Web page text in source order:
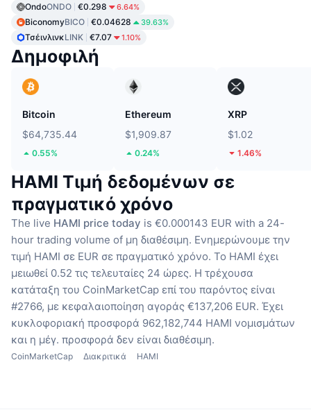
OndoONDO €0.298 6.64%
BiconomyBICO €0.04628 39.63%
ΤσέινλινκLINK €7.07 1.10%
Δημοφιλή
Bitcoin
$64,735.44
0.55%
Ethereum
$1,909.87
0.24%
XRP
$1.02
1.46%
HAMI Τιμή δεδομένων σε
πραγματικό χρόνο
The live HAMI price today is €0.000143 EUR with a 24-
hour trading volume of μη διαθέσιμη. Ενημερώνουμε την
τιμή HAMI σε EUR σε πραγματικό χρόνο. Το HAMI έχει
μειωθεί 0.52 τις τελευταίες 24 ώρες. Η τρέχουσα
κατάταξη του CoinMarketCap επί του παρόντος είναι
#2766, με κεφαλαιοποίηση αγοράς €137,206 EUR. Έχει
κυκλοφοριακή προσφορά 962,182,744 HAMI νομισμάτων
και η μέγ. προσφορά δεν είναι διαθέσιμη.
CoinMarketCap Διακριτικά HAMI